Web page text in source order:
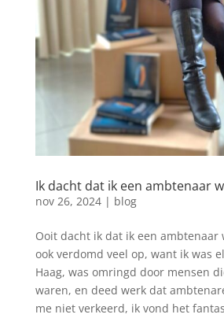
Ik dacht dat ik een ambtenaar
nov 26, 2024| blog
Ooit dacht ik dat ik een ambtenaar
ook verdomd veel op, want ik was
Haag, was omringd door mensen
waren, en deed werk dat
me niet verkeerd, ik vond het